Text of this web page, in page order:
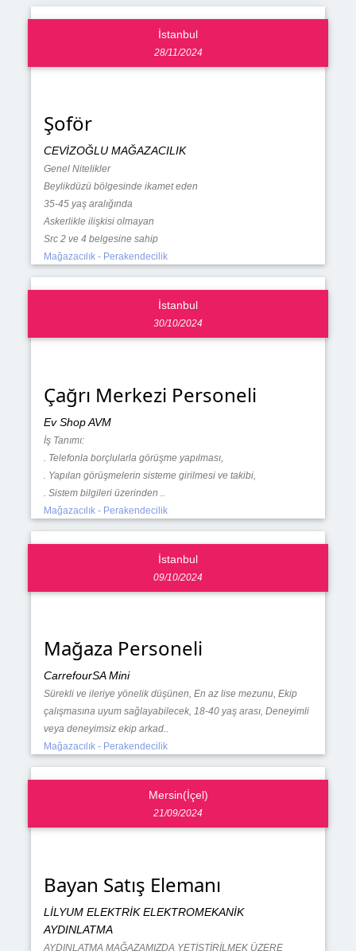
İstanbul
28/11/2024
Şoför
CEVİZOĞLU MAĞAZACILIK
Genel Nitelikler
Beylikdüzü bölgesinde ikamet eden
35-45 yaş aralığında
Askerlikle ilişkisi olmayan
Src 2 ve 4 belgesine sahip
Mağazacılık - Perakendecilik
İstanbul
30/10/2024
Çağrı Merkezi Personeli
Ev Shop AVM
İş Tanımı:
. Telefonla borçlularla görüşme yapılması,
. Yapılan görüşmelerin sisteme girilmesi ve takibi,
. Sistem bilgileri üzerinden ..
Mağazacılık - Perakendecilik
İstanbul
09/10/2024
Mağaza Personeli
CarrefourSA Mini
Sürekli ve ileriye yönelik düşünen, En az lise mezunu, Ekip
çalışmasına uyum sağlayabilecek, 18-40 yaş arası, Deneyimli
veya deneyimsiz ekip arkad..
Mağazacılık - Perakendecilik
Mersin(İçel)
21/09/2024
Bayan Satış Elemanı
LİLYUM ELEKTRİK ELEKTROMEKANİK
AYDINLATMA
AYDINLATMA MAĞAZAMIZDA YETİŞTİRİLMEK ÜZERE